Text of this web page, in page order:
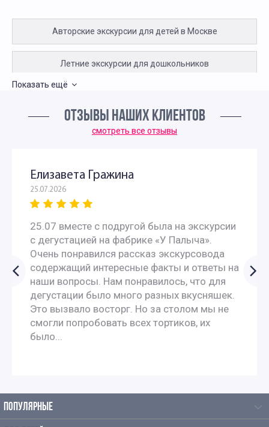
Авторские экскурсии для детей в Москве
Летние экскурсии для дошкольников
Экскурсии для школьников 11 класса
Экскурсии для школьников 4 класса
Интересные экскурсии для 5 класса в Москве
Интересные экскурсии для школьников 6 класса в
Москве
Автобусные экскурсии по Москве для школьников
Показать ещё
ОТЗЫВЫ НАШИХ КЛИЕНТОВ
смотреть все отзывы
Елизавета Гражина
25.07.2026
25.07 вместе с подругой была на экскурсии
с дегустацией на фабрике «У Палыча».
Очень понравился рассказ экскурсовода
содержащий интересные факты и ответы на
наши вопросы. Нам понравилось, что для
дегустации было много разных вкусняшек.
Это вызвало восторг. Но за столом мы не
смогли попробовать всех тортиков, их
было...
ПОПУЛЯРНЫЕ